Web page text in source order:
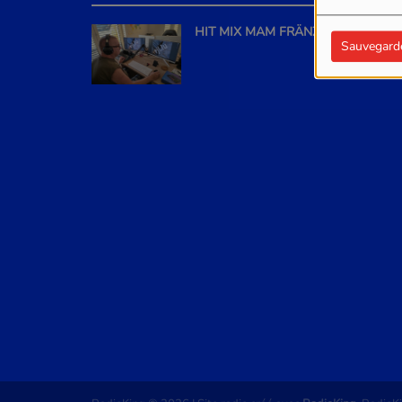
HIT MIX MAM FRÄNZ